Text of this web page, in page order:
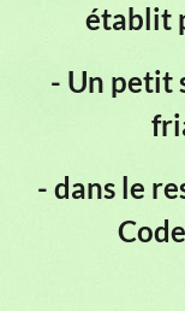
établit
- Un petit
- dans le